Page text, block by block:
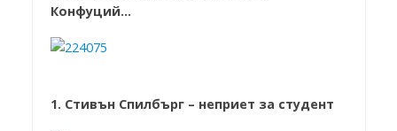
Конфуций…
1. Стивън Спилбърг – неприет за студент